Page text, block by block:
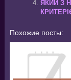
ЯКИЙ З
Похожие посты: